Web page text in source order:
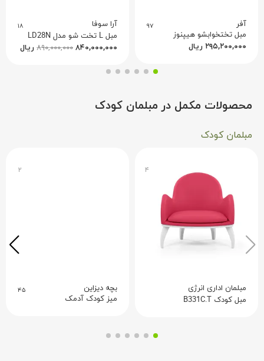
آفر ۹۷
مبل تختخوابشو هیپنوز
۲۹۵,۲۰۰,۰۰۰ ریال
آرا سوفا ۱۸
مبل L تخت شو مدل LD28N
۸۹۰,۰۰۰,۰۰۰ ۸۴۰,۰۰۰,۰۰۰ ریال
محصولات مکمل در مبلمان کودک
مبلمان کودک
۴
مبلمان اداری انرژی
مبل کودک B331C.T
۲
بچه دیزاین ۴۵
میز کودک آدمک